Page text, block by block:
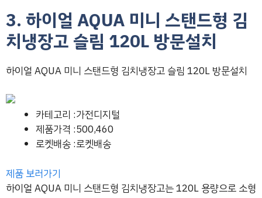
3. 하이얼 AQUA 미니 스탠드형 김
치냉장고 슬림 120L 방문설치
하이얼 AQUA 미니 스탠드형 김치냉장고 슬림 120L 방문설치
카테고리 :가전디지털
제품가격 :500,460
로켓배송 :로켓배송
제품 보러가기
하이얼 AQUA 미니 스탠드형 김치냉장고는 120L 용량으로 소형